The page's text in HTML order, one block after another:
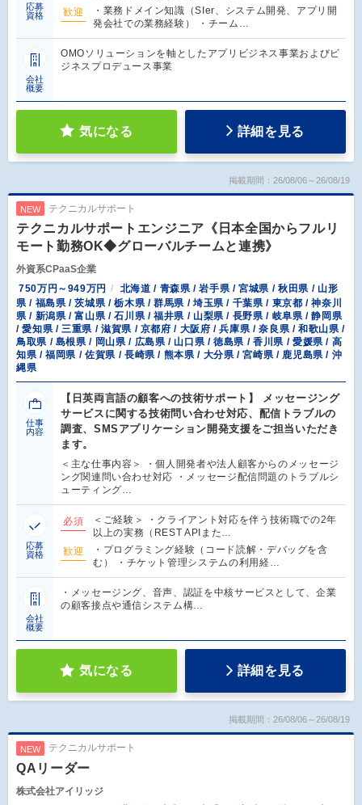
応募
資格
歓迎
・業務ドメイン知識（SIer、システム開発、アプリ開
発会社での業務経験） ・チーム…
会社
概要
OMOソリューションを軸としたアプリビジネス事業およびビ
ジネスプロデュース事業
気になる 詳細を見る
掲載期間：26/08/06～26/08/19
NEW テクニカルサポート
テクニカルサポートエンジニア《日本全国からフルリ
モート勤務OK◆グローバルチームと連携》
外資系CPaaS企業
750万円～949万円
北海道 / 青森県 / 岩手県 / 宮城県 / 秋田県 / 山形
県 / 福島県 / 茨城県 / 栃木県 / 群馬県 / 埼玉県 / 千葉県 / 東京都 / 神奈川
県 / 新潟県 / 富山県 / 石川県 / 福井県 / 山梨県 / 長野県 / 岐阜県 / 静岡県
/ 愛知県 / 三重県 / 滋賀県 / 京都府 / 大阪府 / 兵庫県 / 奈良県 / 和歌山県 /
鳥取県 / 島根県 / 岡山県 / 広島県 / 山口県 / 徳島県 / 香川県 / 愛媛県 / 高
知県 / 福岡県 / 佐賀県 / 長崎県 / 熊本県 / 大分県 / 宮崎県 / 鹿児島県 / 沖
縄県
仕事
内容
【日英両言語の顧客への技術サポート】 メッセージング
サービスに関する技術問い合わせ対応、配信トラブルの
調査、SMSアプリケーション開発支援をご担当いただき
ます。
＜主な仕事内容＞ ・個人開発者や法人顧客からのメッセージ
ング関連問い合わせ対応 ・メッセージ配信問題のトラブルシ
ューティング…
応募
資格
必須
＜ご経験＞ ・クライアント対応を伴う技術職での2年
以上の実務（REST APIまた…
歓迎
・プログラミング経験（コード読解・デバッグを含
む） ・チケット管理システムの利用経…
会社
概要
・メッセージング、音声、認証を中核サービスとして、企業
の顧客接点や通信システム構…
気になる 詳細を見る
掲載期間：26/08/06～26/08/19
NEW テクニカルサポート
QAリーダー
株式会社アイリッジ